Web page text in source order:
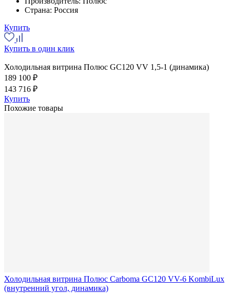
Страна: Россия
Купить
Купить в один клик
Холодильная витрина Полюс GC120 VV 1,5-1 (динамика)
189 100 ₽
143 716 ₽
Купить
Похожие товары
Холодильная витрина Полюс Carboma GC120 VV-6 KombiLux
(внутренний угол, динамика)